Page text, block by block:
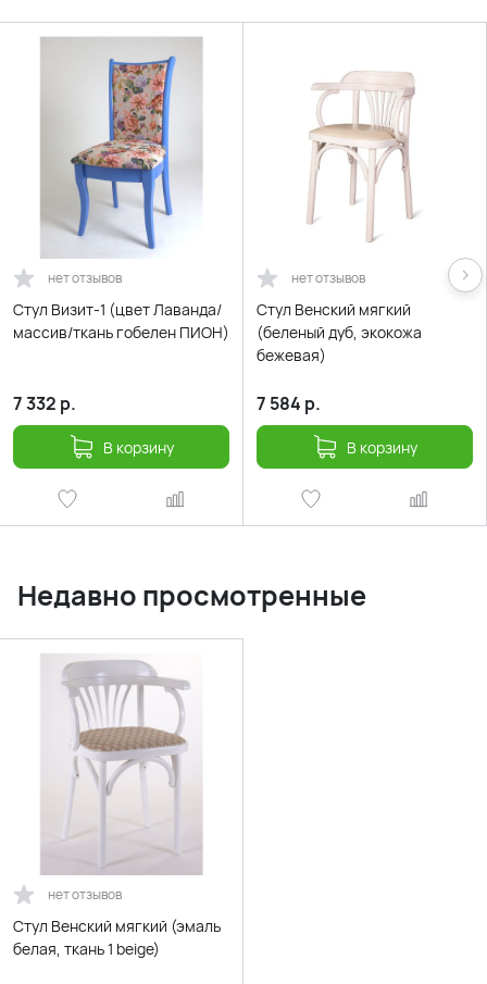
нет отзывов
Стул Визит-1 (цвет Лаванда/
массив/ткань гобелен ПИОН)
7 332 р.
В корзину
нет отзывов
Стул Венский мягкий
(беленый дуб, экокожа
бежевая)
7 584 р.
В корзину
Недавно просмотренные
нет отзывов
Стул Венский мягкий (эмаль
белая, ткань 1 beige)